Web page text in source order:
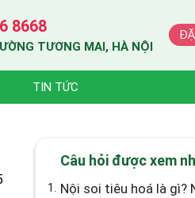
8668
TƯƠNG MAI, HÀ NỘI
TIN TỨC
Câu hỏi được xem
1. Nội soi tiêu hoá là gì? Những điều